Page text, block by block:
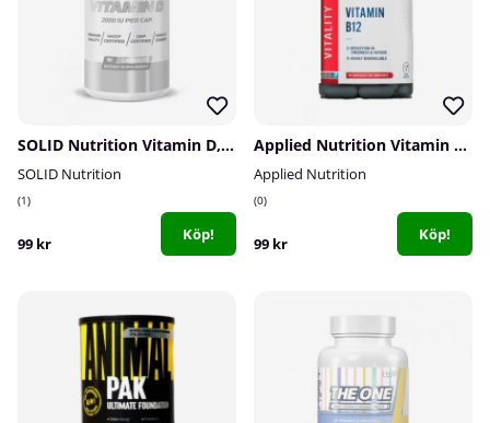
SOLID Nutrition Vitamin D, 90 caps
SOLID Nutrition
1
99 kr Köp!
Applied Nutrition Vitamin B12, 90 caps
Applied Nutrition
0
99 kr Köp!